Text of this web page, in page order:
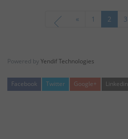
« 1 2 3
Powered byYendif Technologies
Facebook Twitter Google+ Linkedin